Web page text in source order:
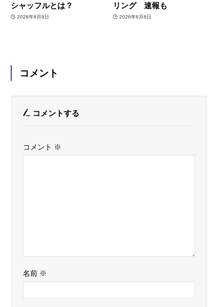
シャッフルとは？
2026年6月9日
リング 速報も
2026年6月8日
コメント
コメントする
コメント ※
名前 ※